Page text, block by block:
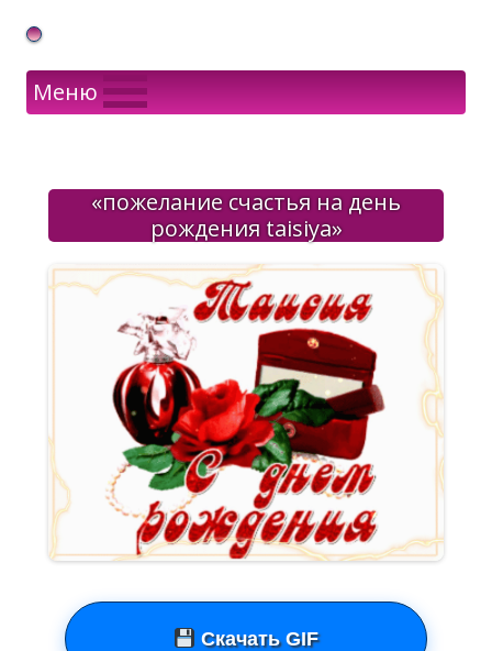
Gif Открытки в подарок
Меню
«пожелание счастья на день
рождения taisiya»
Скачать GIF